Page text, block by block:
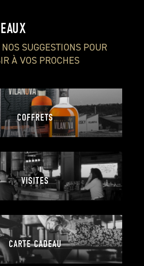
SUGGESTIONS POUR
À VOS PROCHES
COFFRETS
VISITES
CARTE CADEAU